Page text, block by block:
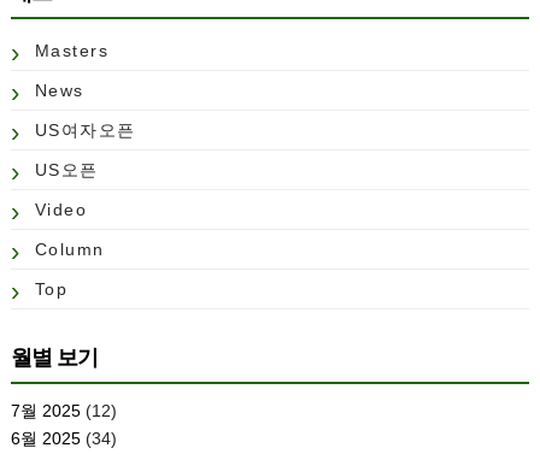
Masters
News
US여자오픈
US오픈
Video
Column
Top
월별 보기
7월 2025(12)
6월 2025(34)